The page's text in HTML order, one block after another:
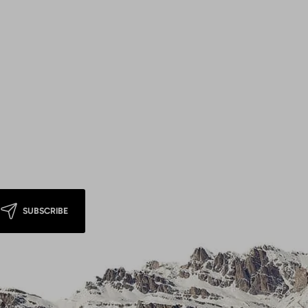
SUBSCRIBE